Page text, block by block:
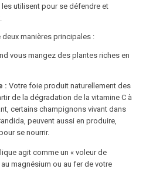
utilisent pour se défendre et
manières principales :
vous mangez des plantes riches en
: Votre foie produit naturellement des
de la dégradation de la vitamine C à
certains champignons vivant dans
, peuvent aussi en produire,
se nourrir.
agit comme un « voleur de
magnésium ou au fer de votre